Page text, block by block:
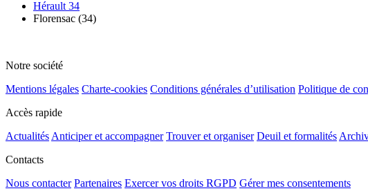
Hérault 34
Florensac (34)
Notre société
Mentions légales Charte-cookies Conditions générales d’utilisation Politique de
Accès rapide
Actualités Anticiper et accompagner Trouver et organiser Deuil et formalités
Contacts
Nous contacter Partenaires Exercer vos droits RGPD Gérer mes consentements